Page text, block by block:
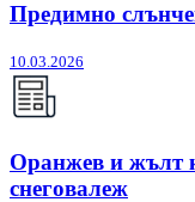
Предимно
10.03.2026
Оранжев и жълт
снеговалеж